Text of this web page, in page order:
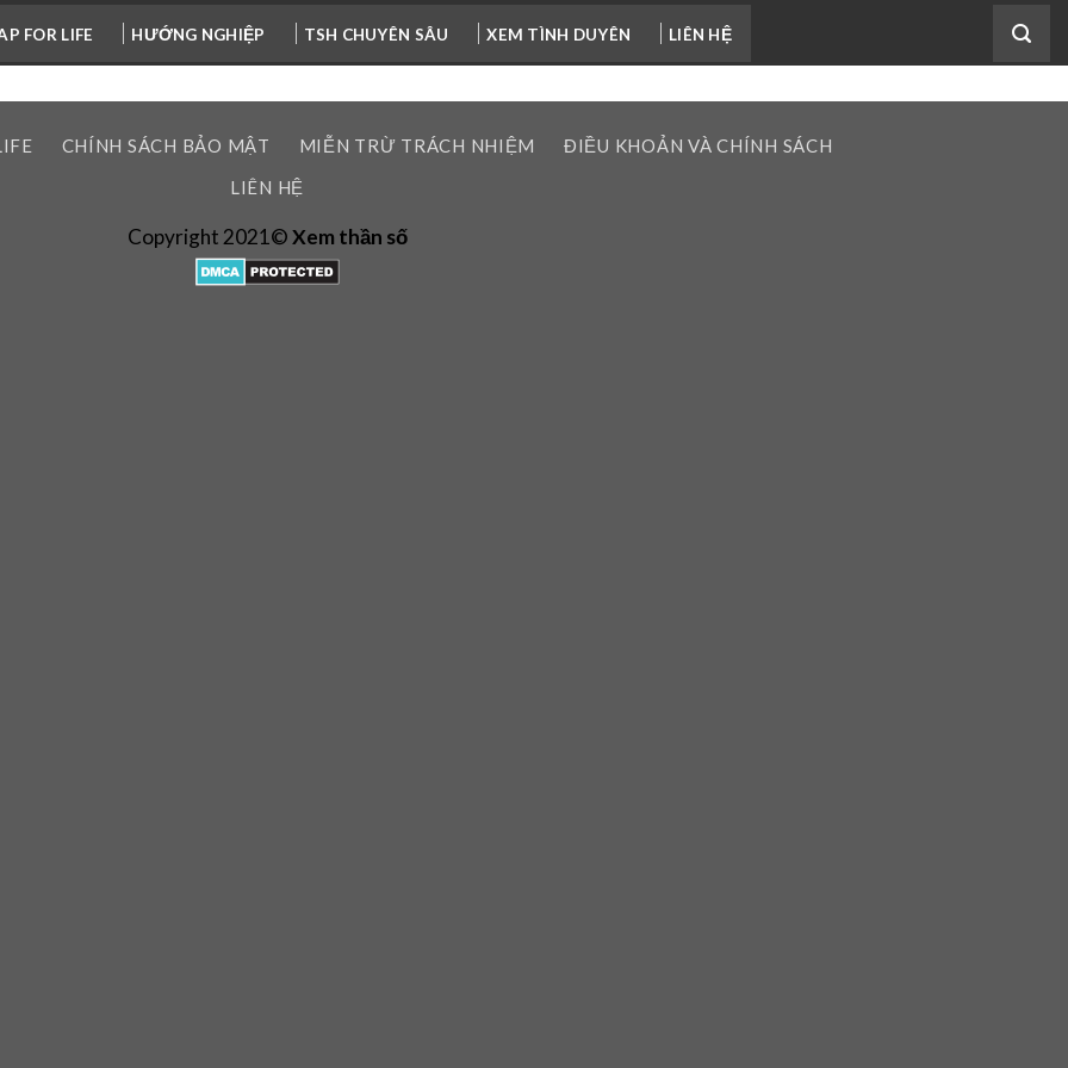
FOR LIFE HƯỚNG NGHIỆP TSH CHUYÊN SÂU XEM TÌNH DUYÊN LIÊN HỆ
CHÍNH SÁCH BẢO MẬT MIỄN TRỪ TRÁCH NHIỆM
ĐIỀU KHOẢN VÀ CHÍNH SÁCH
LIÊN HỆ
Copyright 2021©Xem thần số